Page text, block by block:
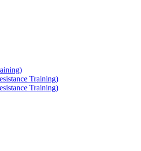
Training)
Training)